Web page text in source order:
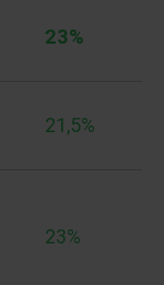
23%
21,5%
23%